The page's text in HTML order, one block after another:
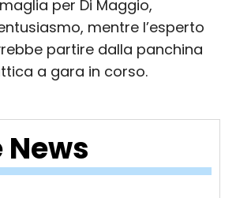
per Di Maggio,
mentre l’esperto
partire dalla panchina
a gara in corso.